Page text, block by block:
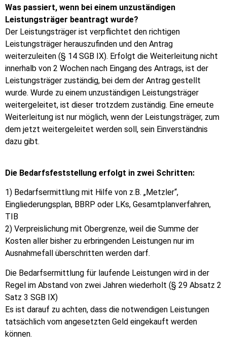
Was passiert, wenn bei einem unzuständigen
Leistungsträger beantragt wurde?
Der Leistungsträger ist verpflichtet den richtigen
Leistungsträger herauszufinden und den Antrag
weiterzuleiten (§ 14 SGB IX). Erfolgt die Weiterleitung nicht
innerhalb von 2 Wochen nach Eingang des Antrags, ist der
Leistungsträger zuständig, bei dem der Antrag gestellt
wurde. Wurde zu einem unzuständigen Leistungsträger
weitergeleitet, ist dieser trotzdem zuständig. Eine erneute
Weiterleitung ist nur möglich, wenn der Leistungsträger, zum
dem jetzt weitergeleitet werden soll, sein Einverständnis
dazu gibt.
Die Bedarfsfeststellung erfolgt in zwei Schritten:
1) Bedarfsermittlung mit Hilfe von z.B. „Metzler“,
Eingliederungsplan, BBRP oder LKs, Gesamtplanverfahren,
TIB
2) Verpreislichung mit Obergrenze, weil die Summe der
Kosten aller bisher zu erbringenden Leistungen nur im
Ausnahmefall überschritten werden darf.
Die Bedarfsermittlung für laufende Leistungen wird in der
Regel im Abstand von zwei Jahren wiederholt (§ 29 Absatz 2
Satz 3 SGB IX)
Es ist darauf zu achten, dass die notwendigen Leistungen
tatsächlich vom angesetzten Geld eingekauft werden
können.